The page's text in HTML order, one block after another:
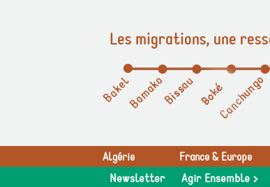
Les migrations, une
Algérie France & Europe
Newsletter Agir Ensemble >